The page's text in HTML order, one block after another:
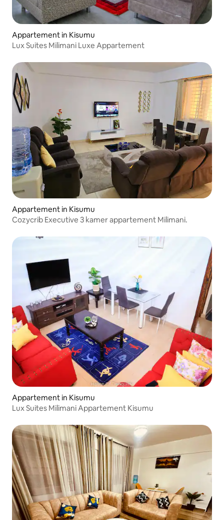
Appartement in Kisumu
Lux Suites Milimani Luxe Appartement
Appartement in Kisumu
Cozycrib Executive 3 kamer appartement Milimani.
Appartement in Kisumu
Lux Suites Milimani Appartement Kisumu